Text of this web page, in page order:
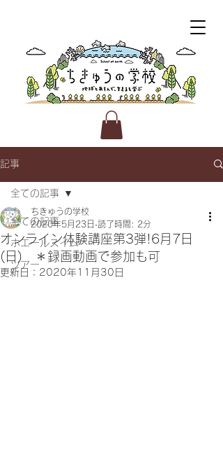
記事
全ての記事
ホエールスイム
ツアー
全ての記事
オンライン体験講座第3弾!6月7日
(日) ＊録画動画で参加も可
ちきゅうの学校
2020年5月23日 読了時間: 2分
更新日： 2020年11月30日